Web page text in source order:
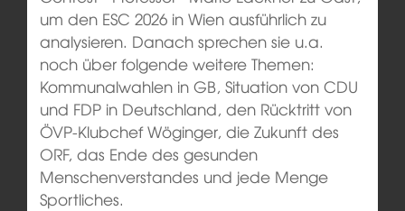
um den ESC 2026 in Wien ausführlich zu
analysieren. Danach sprechen sie u.a.
noch über folgende weitere Themen:
Kommunalwahlen in GB, Situation von CDU
und FDP in Deutschland, den Rücktritt von
ÖVP-Klubchef Wöginger, die Zukunft des
ORF, das Ende des gesunden
Menschenverstandes und jede Menge
Sportliches.